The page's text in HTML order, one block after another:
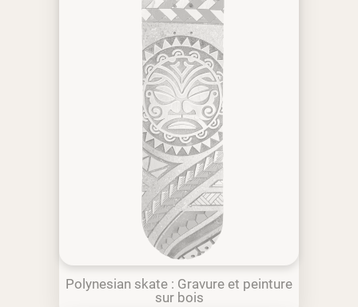
Polynesian skate : Gravure et peinture
sur bois